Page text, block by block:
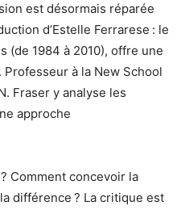
du
est désormais réparée
d’Estelle Ferrarese : le
(de 1984 à 2010), offre une
à la New School
Fraser y analyse les
approche
Comment concevoir la
différence ? La critique est